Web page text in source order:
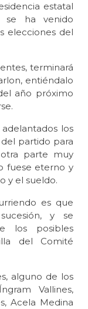
estatal
ha venido
elecciones del
terminará
entiéndalo
año próximo
los
partido para
parte muy
fuese eterno y
y el sueldo.
es que
y se
los posibles
del Comité
alguno de los
Vallines,
Acela Medina